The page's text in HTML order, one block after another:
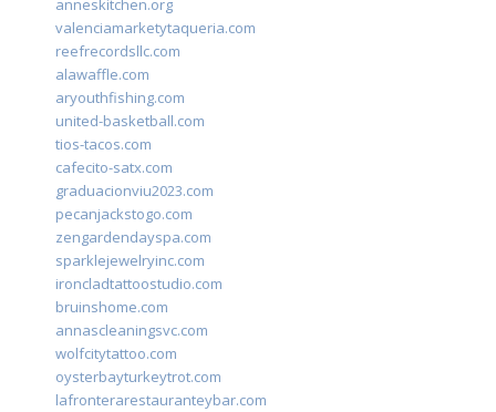
anneskitchen.org
valenciamarketytaqueria.com
reefrecordsllc.com
alawaffle.com
aryouthfishing.com
united-basketball.com
tios-tacos.com
cafecito-satx.com
graduacionviu2023.com
pecanjackstogo.com
zengardendayspa.com
sparklejewelryinc.com
ironcladtattoostudio.com
bruinshome.com
annascleaningsvc.com
wolfcitytattoo.com
oysterbayturkeytrot.com
lafronterarestauranteybar.com